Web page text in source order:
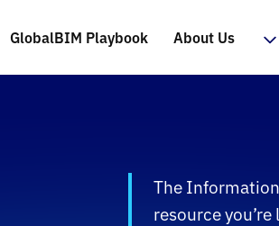
GlobalBIM Playbook About Us
The
resource